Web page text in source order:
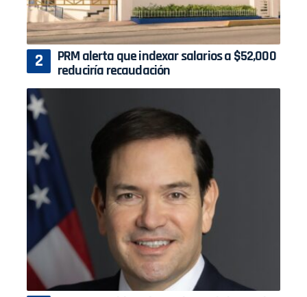
PRM alerta que indexar salarios a $52,000
reduciría recaudación